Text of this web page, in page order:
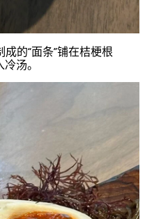
的“面条”铺在桔梗根
汤。